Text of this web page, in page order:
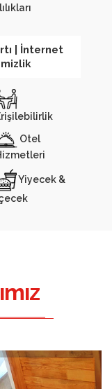
| İnternet
Otel
Yiyecek &